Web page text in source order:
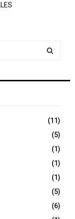
(11)
(5)
(1)
(1)
(1)
(5)
(6)